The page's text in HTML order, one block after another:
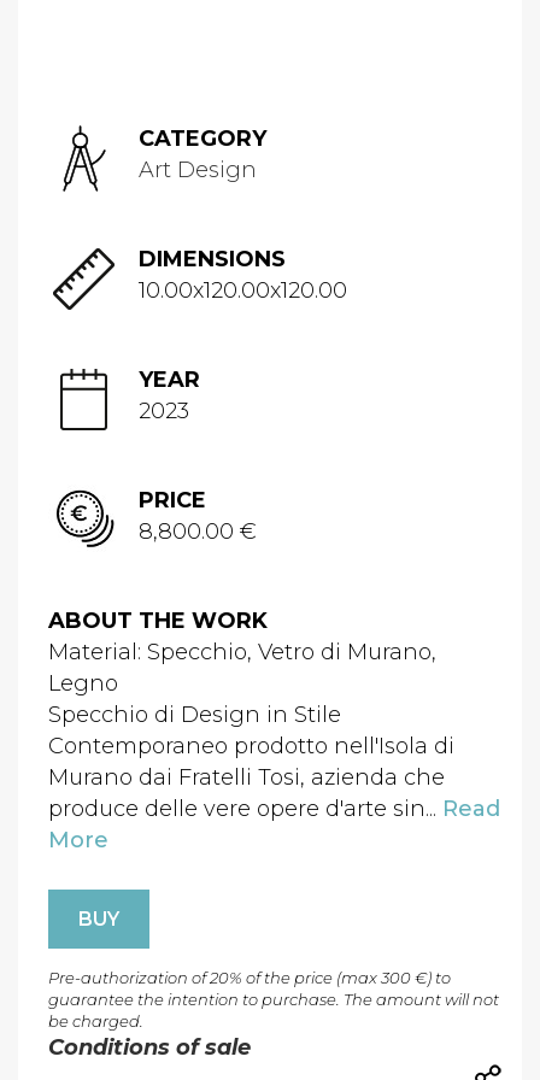
CATEGORY
Art Design
DIMENSIONS
10.00x120.00x120.00
YEAR
2023
PRICE
8,800.00 €
ABOUT THE WORK
Material: Specchio, Vetro di Murano,
Legno
Specchio di Design in Stile
Contemporaneo prodotto nell'Isola di
Murano dai Fratelli Tosi, azienda che
produce delle vere opere d'arte sin... Read
More
BUY
Pre-authorization of 20% of the price (max 300 €) to
guarantee the intention to purchase. The amount will not
be charged.
Conditions of sale